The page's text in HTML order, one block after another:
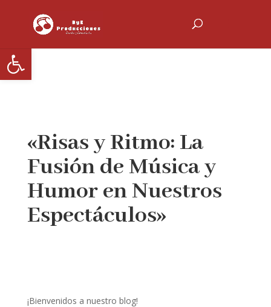
Abrir barra de herramientas
«Risas y Ritmo: La
Fusión de Música y
Humor en Nuestros
Espectáculos»
¡Bienvenidos a nuestro blog!